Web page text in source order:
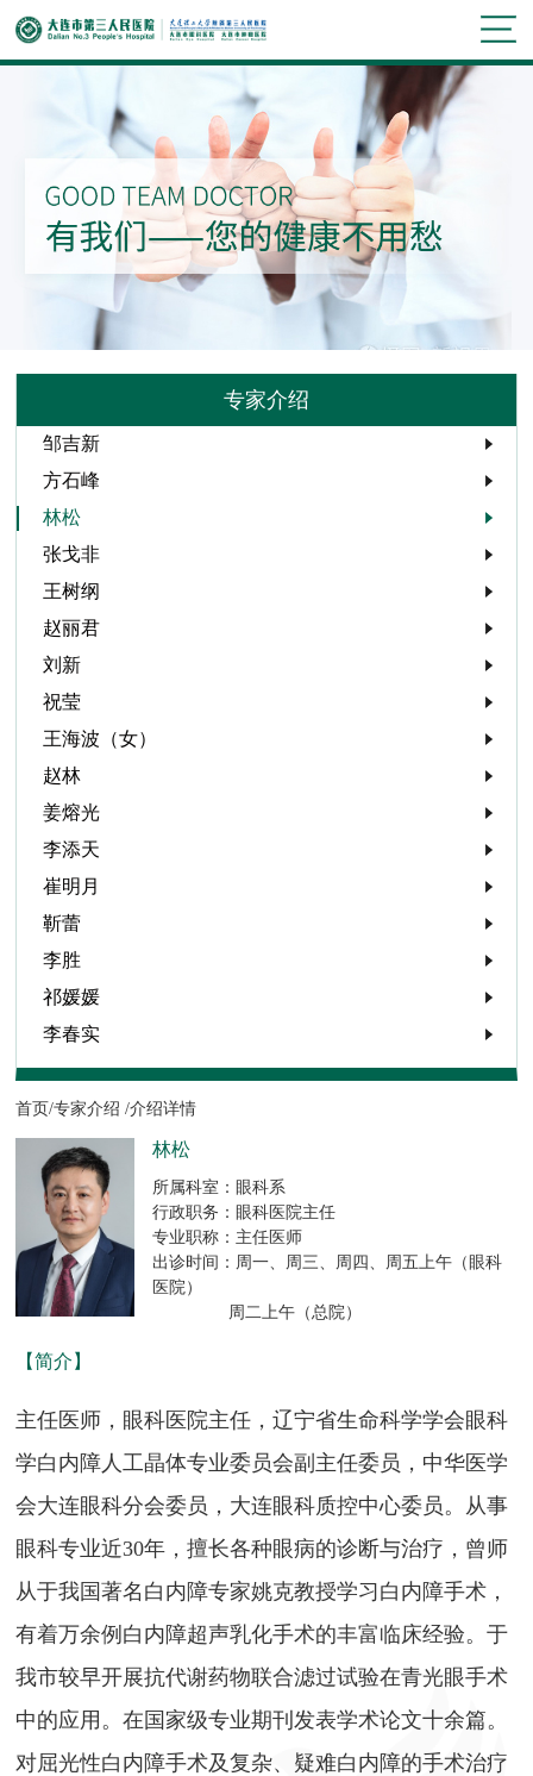
专家介绍
邹吉新
方石峰
林松
张戈非
王树纲
赵丽君
刘新
祝莹
王海波（女）
赵林
姜熔光
李添天
崔明月
靳蕾
李胜
祁媛媛
李春实
首页/专家介绍 /介绍详情
林松
所属科室：眼科系
行政职务：眼科医院主任
专业职称：主任医师
出诊时间：周一、周三、周四、周五上午（眼科
医院）
周二上午（总院）
【简介】
主任医师，眼科医院主任，辽宁省生命科学学会眼科
学白内障人工晶体专业委员会副主任委员，中华医学
会大连眼科分会委员，大连眼科质控中心委员。从事
眼科专业近30年，擅长各种眼病的诊断与治疗，曾师
从于我国著名白内障专家姚克教授学习白内障手术，
有着万余例白内障超声乳化手术的丰富临床经验。于
我市较早开展抗代谢药物联合滤过试验在青光眼手术
中的应用。在国家级专业期刊发表学术论文十余篇。
对屈光性白内障手术及复杂、疑难白内障的手术治疗